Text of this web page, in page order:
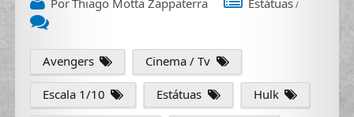
/
Avengers Cinema / Tv
Escala 1/10 Estátuas Hulk